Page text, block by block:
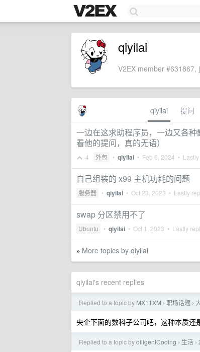
qiyilai
V2EX member
qiyilai 提问
一边在这求助程序员，一边又各
看他的提问，真的无语）
4 外包 • qiyilai • Feb 6, 2024 •
自己组装的 x99 主机功耗的问题
服务器 • qiyilai • Oct 23, 2023 • Lastly
swap 分区禁用不了
Ubuntu • qiyilai • Oct 1, 2023 • Lastly
» More topics by qiyilai
qiyilai's recent replies
Replied to a topic by MX11XM › 职场话题 ›
央企下面的数科子公司吧，这种本质还
Replied to a topic bydiligentCoding › 生活 ›